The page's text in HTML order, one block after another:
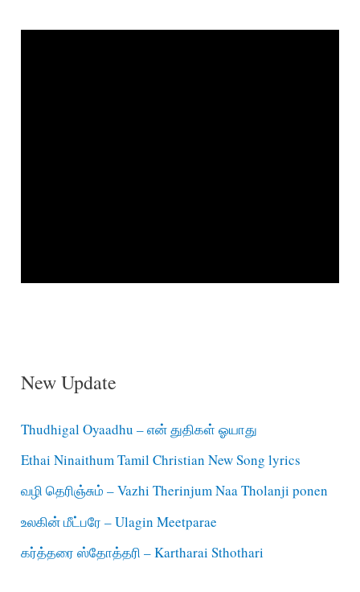
New Update
Thudhigal Oyaadhu – என் துதிகள் ஓயாது
Ethai Ninaithum Tamil Christian New Song lyrics
வழி தெரிஞ்சும் – Vazhi Therinjum Naa Tholanji ponen
உலகின் மீட்பரே – Ulagin Meetparae
கர்த்தரை ஸ்தோத்தரி – Kartharai Sthothari